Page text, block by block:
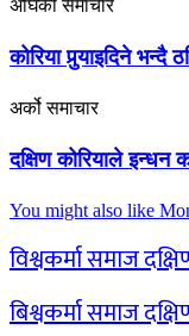
अघिको समाचार
कोरिया पुर्‍याइदिने
अर्को समाचार
दक्षिण कोरियाले इन्धन
You might also like
विश्वकर्मा समाज
बिश्वकर्मा समाज